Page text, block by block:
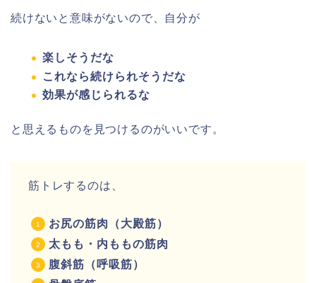
続けないと意味がないので、自分が
楽しそうだな
これなら続けられそうだな
効果が感じられるな
と思えるものを見つけるのがいいです。
筋トレするのは、
お尻の筋肉（大殿筋）
太もも・内ももの筋肉
腹斜筋（呼吸筋）